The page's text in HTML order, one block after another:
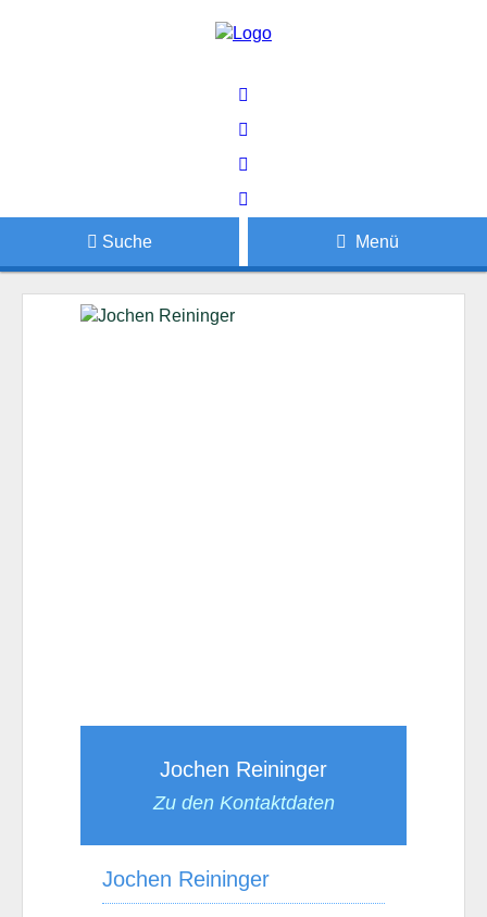
Suche Menü
Jochen Reininger
Zu den Kontaktdaten
Jochen Reininger